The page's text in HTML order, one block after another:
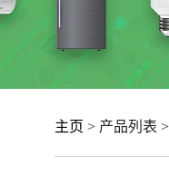
主页 > 产品列表 >